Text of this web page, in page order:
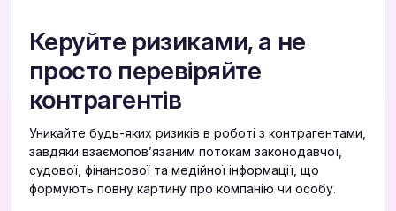
Керуйте ризиками, а не
просто перевіряйте
контрагентів
Уникайте будь-яких ризиків в роботі з контрагентами,
завдяки взаємоповʼязаним потокам законодавчої,
судової, фінансової та медійної інформації, що
формують повну картину про компанію чи особу.